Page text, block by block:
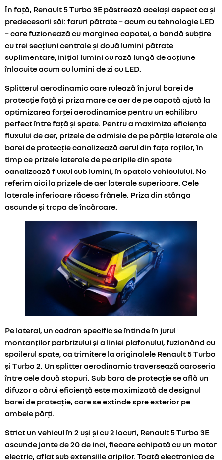
În față, Renault 5 Turbo 3E păstrează același aspect ca și
predecesorii săi: faruri pătrate – acum cu tehnologie LED
– care fuzionează cu marginea capotei, o bandă subțire
cu trei secțiuni centrale și două lumini pătrate
suplimentare, inițial lumini cu rază lungă de acțiune
înlocuite acum cu lumini de zi cu LED.
Splitterul aerodinamic care rulează în jurul barei de
protecție față și priza mare de aer de pe capotă ajută la
optimizarea forței aerodinamice pentru un echilibru
perfect între față și spate. Pentru a maximiza eficiența
fluxului de aer, prizele de admisie de pe părțile laterale ale
barei de protecție canalizează aerul din fața roților, în
timp ce prizele laterale de pe aripile din spate
canalizează fluxul sub lumini, în spatele vehiculului. Ne
referim aici la prizele de aer laterale superioare. Cele
laterale inferioare răcesc frânele. Priza din stânga
ascunde și trapa de încărcare.
Pe lateral, un cadran specific se întinde în jurul
montanților parbrizului și a liniei plafonului, fuzionând cu
spoilerul spate, ca trimitere la originalele Renault 5 Turbo
și Turbo 2. Un splitter aerodinamic traversează caroseria
între cele două stopuri. Sub bara de protecție se află un
difuzor a cărui eficiență este maximizată de designul
barei de protecție, care se extinde spre exterior pe
ambele părți.
Strict un vehicul în 2 uși și cu 2 locuri, Renault 5 Turbo 3E
ascunde jante de 20 de inci, fiecare echipată cu un motor
electric, aflat sub extensiile aripilor. Toată electronica de